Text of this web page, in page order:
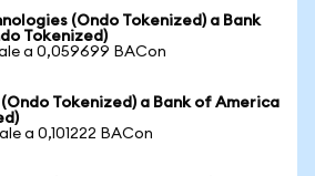
(Ondo Tokenized) a Bank
Tokenized)
a 0,059699 BACon
(Ondo Tokenized) a Bank of America
a 0,101222 BACon